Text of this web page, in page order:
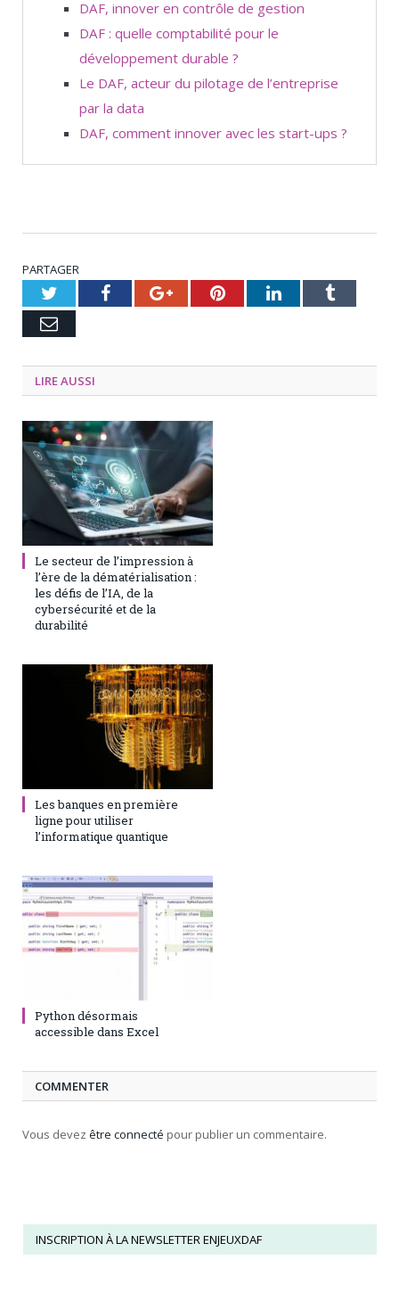
DAF, innover en contrôle de gestion
DAF : quelle comptabilité pour le
développement durable ?
Le DAF, acteur du pilotage de l’entreprise
par la data
DAF, comment innover avec les start-ups ?
PARTAGER
TwitterFacebookGoogle+PinterestLinkedInTumblr
Email
LIRE AUSSI
25 juillet 2025 0
Le secteur de l’impression à
l’ère de la dématérialisation :
les défis de l’IA, de la
cybersécurité et de la
durabilité
Les banques en première
ligne pour utiliser
l’informatique quantique
Python désormais
accessible dans Excel
COMMENTER
Vous devez être connecté pour publier un commentaire.
INSCRIPTION À LA NEWSLETTER ENJEUXDAF